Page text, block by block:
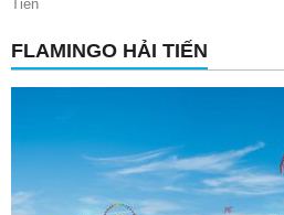
Tiến
FLAMINGO HẢI TIẾN